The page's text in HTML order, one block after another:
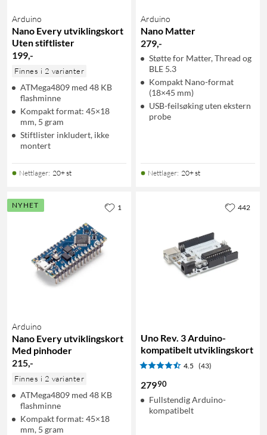
Arduino
Nano Every utviklingskort
Uten stiftlister
199,-
Finnes i 2 varianter
ATMega4809 med 48 KB
flashminne
Kompakt format: 45×18
mm, 5 gram
Stiftlister inkludert, ikke
montert
Nettlager: 20+ st
Arduino
Nano Matter
279,-
Støtte for Matter, Thread og
BLE 5.3
Kompakt Nano-format
(18×45 mm)
USB-feilsøking uten ekstern
probe
Nettlager: 20+ st
NYHET
Arduino
Nano Every utviklingskort
Med pinhoder
215,-
Finnes i 2 varianter
ATMega4809 med 48 KB
flashminne
Kompakt format: 45×18
mm, 5 gram
1
Uno Rev. 3 Arduino-
kompatibelt utviklingskort
4.5 (43)
27990
Fullstendig Arduino-
kompatibelt
442